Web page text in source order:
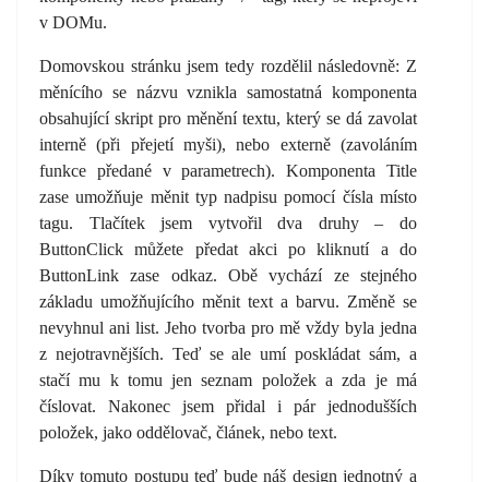
v DOMu.
Domovskou stránku jsem tedy rozdělil následovně: Z
měnícího se názvu vznikla samostatná komponenta
obsahující skript pro měnění textu, který se dá zavolat
interně (při přejetí myši), nebo externě (zavoláním
funkce předané v parametrech). Komponenta Title
zase umožňuje měnit typ nadpisu pomocí čísla místo
tagu. Tlačítek jsem vytvořil dva druhy – do
ButtonClick můžete předat akci po kliknutí a do
ButtonLink zase odkaz. Obě vychází ze stejného
základu umožňujícího měnit text a barvu. Změně se
nevyhnul ani list. Jeho tvorba pro mě vždy byla jedna
z nejotravnějších. Teď se ale umí poskládat sám, a
stačí mu k tomu jen seznam položek a zda je má
číslovat. Nakonec jsem přidal i pár jednodušších
položek, jako oddělovač, článek, nebo text.
Díky tomuto postupu teď bude náš design jednotný a